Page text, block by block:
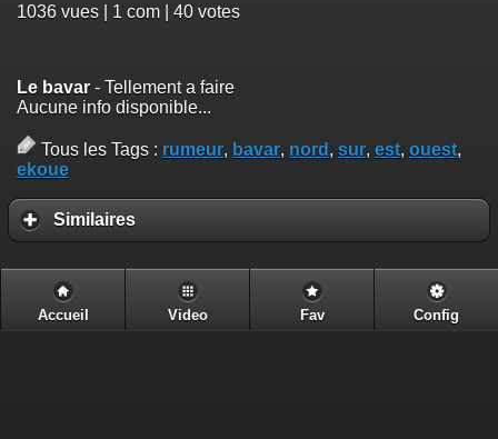
1036 vues | 1 com | 40 votes
Le bavar - Tellement a faire
Aucune info disponible...
Tous les Tags : rumeur, bavar, nord , sur, est, ouest,
ekoue
Similaires
Accueil Video Fav Config